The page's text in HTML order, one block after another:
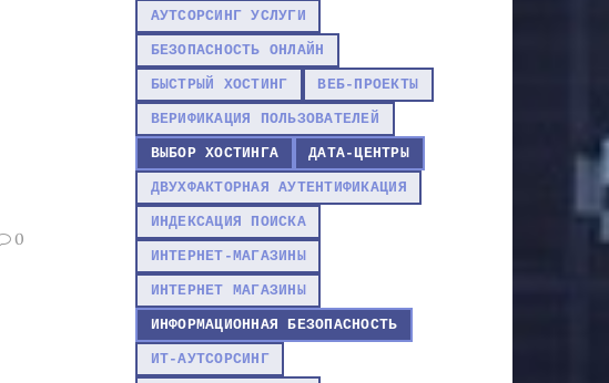
0
АУТСОРСИНГ УСЛУГИ
БЕЗОПАСНОСТЬ ОНЛАЙН
БЫСТРЫЙ ХОСТИНГ ВЕБ-ПРОЕКТЫ
ВЕРИФИКАЦИЯ ПОЛЬЗОВАТЕЛЕЙ
ВЫБОР ХОСТИНГА ДАТА-ЦЕНТРЫ
ДВУХФАКТОРНАЯ АУТЕНТИФИКАЦИЯ
ИНДЕКСАЦИЯ ПОИСКА
ИНТЕРНЕТ-МАГАЗИНЫ
ИНТЕРНЕТ МАГАЗИНЫ
ИНФОРМАЦИОННАЯ БЕЗОПАСНОСТЬ
ИТ-АУТСОРСИНГ